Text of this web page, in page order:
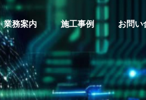
業務案内 施工事例 お問い